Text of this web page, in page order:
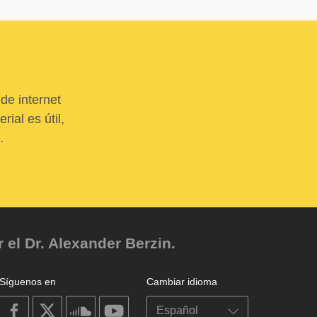
internet
es útil,
Dr. Alexander Berzin.
Cambiar idioma
Síguenos en
on
facebook
on
on
soundcloudyoutube